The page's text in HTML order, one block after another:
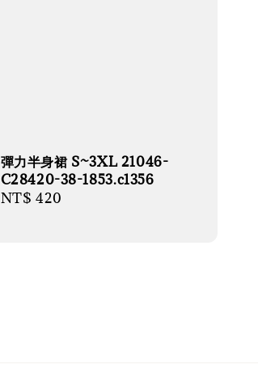
彈力半身裙 S~3XL 21046-
C28420-38-1853.c1356
Regular
NT$ 420